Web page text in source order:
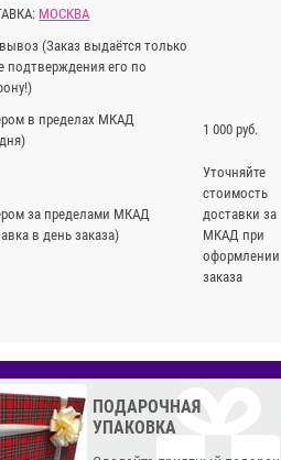
МОСКВА
(Заказ выдаётся только
подтверждения его по
в пределах МКАД
1 000 руб.
за пределами МКАД
в день заказа)
Уточняйте
стоимость
доставки за
МКАД при
оформлении
заказа
ПОДАРОЧНАЯ
УПАКОВКА